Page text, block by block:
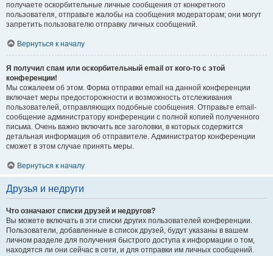
получаете оскорбительные личные сообщения от конкретного
пользователя, отправьте жалобы на сообщения модераторам; они могут
запретить пользователю отправку личных сообщений.
Вернуться к началу
Я получил спам или оскорбительный email от кого-то с этой
конференции!
Мы сожалеем об этом. Форма отправки email на данной конференции
включает меры предосторожности и возможность отслеживания
пользователей, отправляющих подобные сообщения. Отправьте email-
сообщение администратору конференции с полной копией полученного
письма. Очень важно включить все заголовки, в которых содержится
детальная информация об отправителе. Администратор конференции
сможет в этом случае принять меры.
Вернуться к началу
Друзья и недруги
Что означают списки друзей и недругов?
Вы можете включать в эти списки других пользователей конференции.
Пользователи, добавленные в список друзей, будут указаны в вашем
личном разделе для получения быстрого доступа к информации о том,
находятся ли они сейчас в сети, и для отправки им личных сообщений.